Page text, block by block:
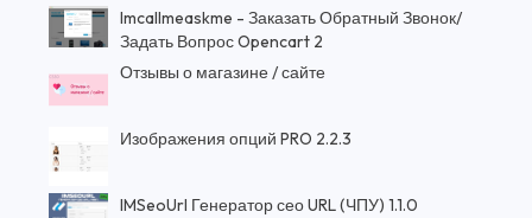
Imcallmeaskme - Заказать Обратный Звонок/
Задать Вопрос Opencart 2
Отзывы о магазине / сайте
Изображения опций PRO 2.2.3
IMSeoUrl Генератор сео URL (ЧПУ) 1.1.0